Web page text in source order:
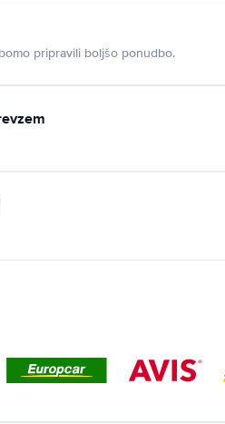
pripravili boljšo ponudbo.